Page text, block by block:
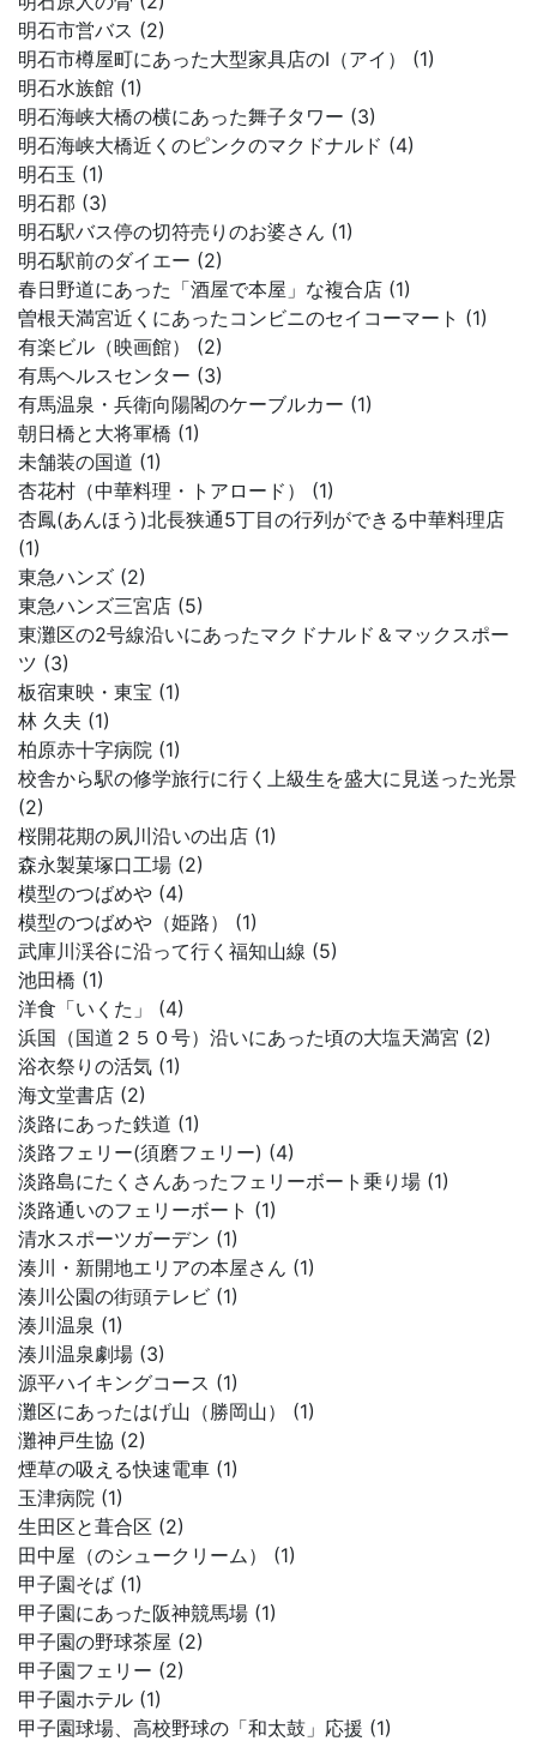
明石市営バス (2)
明石市樽屋町にあった大型家具店のI（アイ） (1)
明石水族館 (1)
明石海峡大橋の横にあった舞子タワー (3)
明石海峡大橋近くのピンクのマクドナルド (4)
明石玉 (1)
明石郡 (3)
明石駅バス停の切符売りのお婆さん (1)
明石駅前のダイエー (2)
春日野道にあった「酒屋で本屋」な複合店 (1)
曽根天満宮近くにあったコンビニのセイコーマート (1)
有楽ビル（映画館） (2)
有馬ヘルスセンター (3)
有馬温泉・兵衛向陽閣のケーブルカー (1)
朝日橋と大将軍橋 (1)
未舗装の国道 (1)
杏花村（中華料理・トアロード） (1)
杏鳳(あんほう)北長狭通5丁目の行列ができる中華料理店
(1)
東急ハンズ (2)
東急ハンズ三宮店 (5)
東灘区の2号線沿いにあったマクドナルド＆マックスポー
ツ (3)
板宿東映・東宝 (1)
林 久夫 (1)
柏原赤十字病院 (1)
校舎から駅の修学旅行に行く上級生を盛大に見送った光景
(2)
桜開花期の夙川沿いの出店 (1)
森永製菓塚口工場 (2)
模型のつばめや (4)
模型のつばめや（姫路） (1)
武庫川渓谷に沿って行く福知山線 (5)
池田橋 (1)
洋食「いくた」 (4)
浜国（国道２５０号）沿いにあった頃の大塩天満宮 (2)
浴衣祭りの活気 (1)
海文堂書店 (2)
淡路にあった鉄道 (1)
淡路フェリー(須磨フェリー) (4)
淡路島にたくさんあったフェリーボート乗り場 (1)
淡路通いのフェリーボート (1)
清水スポーツガーデン (1)
湊川・新開地エリアの本屋さん (1)
湊川公園の街頭テレビ (1)
湊川温泉 (1)
湊川温泉劇場 (3)
源平ハイキングコース (1)
灘区にあったはげ山（勝岡山） (1)
灘神戸生協 (2)
煙草の吸える快速電車 (1)
玉津病院 (1)
生田区と葺合区 (2)
田中屋（のシュークリーム） (1)
甲子園そば (1)
甲子園にあった阪神競馬場 (1)
甲子園の野球茶屋 (2)
甲子園フェリー (2)
甲子園ホテル (1)
甲子園球場、高校野球の「和太鼓」応援 (1)